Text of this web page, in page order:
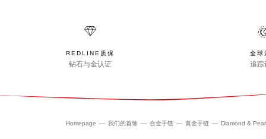
REDLINE质保
钻石与金认证
全球
追踪
Homepage 我们的首饰 合金手链 黄金手链 Diamond &